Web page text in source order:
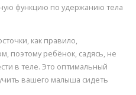
функцию по удержанию тела
как правило,
поэтому ребёнок, садясь, не
в теле. Это оптимальный
вашего малыша сидеть